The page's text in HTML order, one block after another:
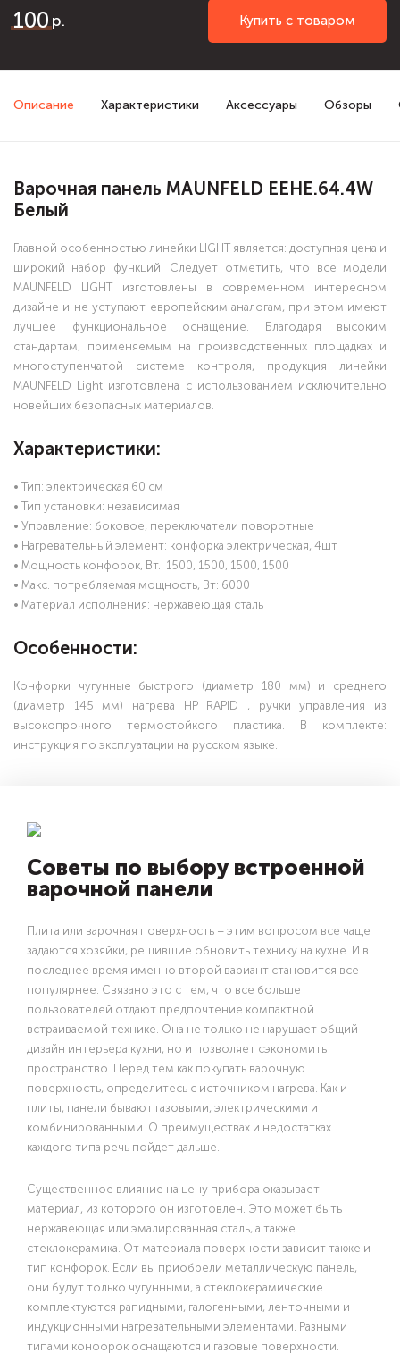
100 Купить с товаром
Описание Характеристики Аксессуары Обзоры
Варочная панель MAUNFELD EEHE.64.4W
Белый
Главной особенностью линейки LIGHT является: доступная цена и
широкий набор функций. Следует отметить, что все модели
MAUNFELD LIGHT изготовлены в современном интересном
дизайне и не уступают европейским аналогам, при этом имеют
лучшее функциональное оснащение. Благодаря высоким
стандартам, применяемым на производственных площадках и
многоступенчатой системе контроля, продукция линейки
MAUNFELD Light изготовлена с использованием исключительно
новейших безопасных материалов.
Характеристики:
• Тип: электрическая 60 см
• Тип установки: независимая
• Управление: боковое, переключатели поворотные
• Нагревательный элемент: конфорка электрическая, 4шт
• Мощность конфорок, Вт.: 1500, 1500, 1500, 1500
• Макс. потребляемая мощность, Вт: 6000
• Материал исполнения: нержавеющая сталь
Особенности:
Конфорки чугунные быстрого (диаметр 180 мм) и среднего
(диаметр 145 мм) нагрева HP RAPID , ручки управления из
высокопрочного термостойкого пластика. В комплекте:
инструкция по эксплуатации на русском языке.
Советы по выбору встроенной
варочной панели
Плита или варочная поверхность – этим вопросом все чаще
задаются хозяйки, решившие обновить технику на кухне. И в
последнее время именно второй вариант становится все
популярнее. Связано это с тем, что все больше
пользователей отдают предпочтение компактной
встраиваемой технике. Она не только не нарушает общий
дизайн интерьера кухни, но и позволяет сэкономить
пространство. Перед тем как покупать варочную
поверхность, определитесь с источником нагрева. Как и
плиты, панели бывают газовыми, электрическими и
комбинированными. О преимуществах и недостатках
каждого типа речь пойдет дальше.
Существенное влияние на цену прибора оказывает
материал, из которого он изготовлен. Это может быть
нержавеющая или эмалированная сталь, а также
стеклокерамика. От материала поверхности зависит также и
тип конфорок. Если вы приобрели металлическую панель,
они будут только чугунными, а стеклокерамические
комплектуются рапидными, галогенными, ленточными и
индукционными нагревательными элементами. Разными
типами конфорок оснащаются и газовые поверхности.